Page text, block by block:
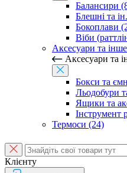
Балансири
Блешні та
Бокоплави
Віби
Аксесуари та
Аксесуари та
Бокси та
Льодобури
Ящики та
Інструмент
Термоси (24)
Клієнту